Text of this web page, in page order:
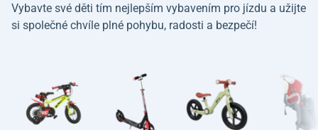
Vybavte své děti tím nejlepším vybavením pro jízdu a užijte
si společné chvíle plné pohybu, radosti a bezpečí!